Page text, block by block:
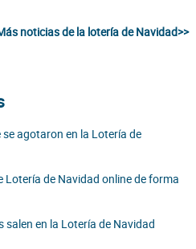
noticias de la lotería de Navidad>>
agotaron en la Lotería de
Lotería de Navidad online de forma
salen en la Lotería de Navidad